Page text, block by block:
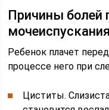
Причины болей
мочеиспускания
Ребенок плачет
процессе него при
Циститы.